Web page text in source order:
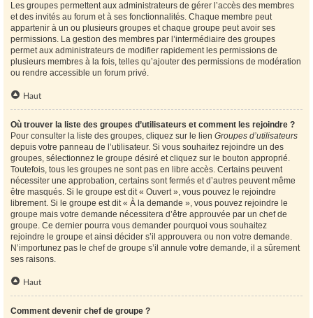
Les groupes permettent aux administrateurs de gérer l’accès des membres
et des invités au forum et à ses fonctionnalités. Chaque membre peut
appartenir à un ou plusieurs groupes et chaque groupe peut avoir ses
permissions. La gestion des membres par l’intermédiaire des groupes
permet aux administrateurs de modifier rapidement les permissions de
plusieurs membres à la fois, telles qu’ajouter des permissions de modération
ou rendre accessible un forum privé.
Haut
Où trouver la liste des groupes d’utilisateurs et comment les rejoindre ?
Pour consulter la liste des groupes, cliquez sur le lien Groupes d’utilisateurs
depuis votre panneau de l’utilisateur. Si vous souhaitez rejoindre un des
groupes, sélectionnez le groupe désiré et cliquez sur le bouton approprié.
Toutefois, tous les groupes ne sont pas en libre accès. Certains peuvent
nécessiter une approbation, certains sont fermés et d’autres peuvent même
être masqués. Si le groupe est dit « Ouvert », vous pouvez le rejoindre
librement. Si le groupe est dit « À la demande », vous pouvez rejoindre le
groupe mais votre demande nécessitera d’être approuvée par un chef de
groupe. Ce dernier pourra vous demander pourquoi vous souhaitez
rejoindre le groupe et ainsi décider s’il approuvera ou non votre demande.
N’importunez pas le chef de groupe s’il annule votre demande, il a sûrement
ses raisons.
Haut
Comment devenir chef de groupe ?